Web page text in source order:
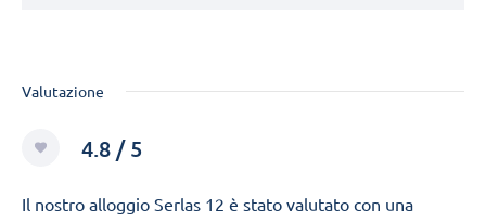
Valutazione
4.8 / 5
Il nostro alloggio Serlas 12 è stato valutato con una